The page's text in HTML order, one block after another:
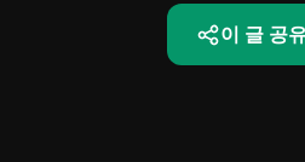
이 글 공